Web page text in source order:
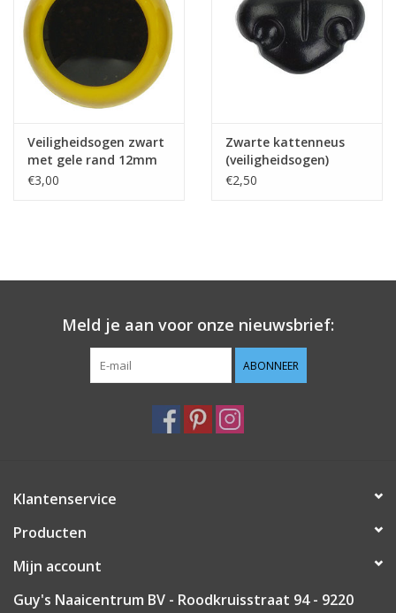
Veiligheidsogen zwart
met gele rand 12mm
10st.
€3,00
Zwarte kattenneus
(veiligheidsogen)
€2,50
Meld je aan voor onze nieuwsbrief:
ABONNEER
Klantenservice
Producten
Mijn account
Guy's Naaicentrum BV - Roodkruisstraat 94 - 9220